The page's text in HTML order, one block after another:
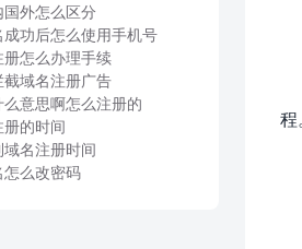
外怎么区分
功后怎么使用手机号
怎么办理手续
域名注册广告
意思啊怎么注册的
的时间
名注册时间
么改密码